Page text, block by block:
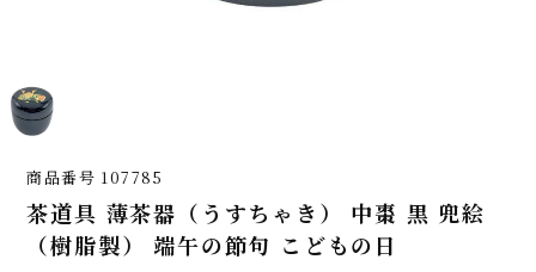
商品番号 107785
茶道具 薄茶器（うすちゃき） 中棗 黒 兜絵
（樹脂製） 端午の節句 こどもの日